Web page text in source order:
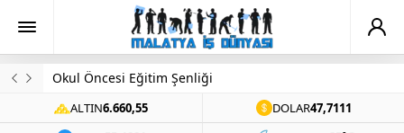
Okul Öncesi Eğitim Şenliği
ALTIN6.660,55 DOLAR47,7111